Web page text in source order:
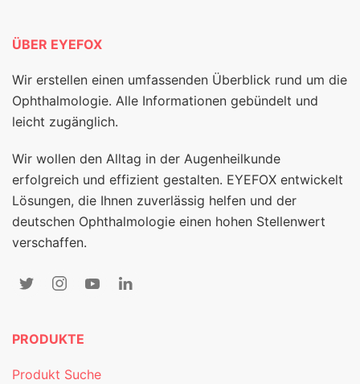
ÜBER EYEFOX
Wir erstellen einen umfassenden Überblick rund um die
Ophthalmologie. Alle Informationen gebündelt und
leicht zugänglich.
Wir wollen den Alltag in der Augenheilkunde
erfolgreich und effizient gestalten. EYEFOX entwickelt
Lösungen, die Ihnen zuverlässig helfen und der
deutschen Ophthalmologie einen hohen Stellenwert
verschaffen.
PRODUKTE
Produkt Suche